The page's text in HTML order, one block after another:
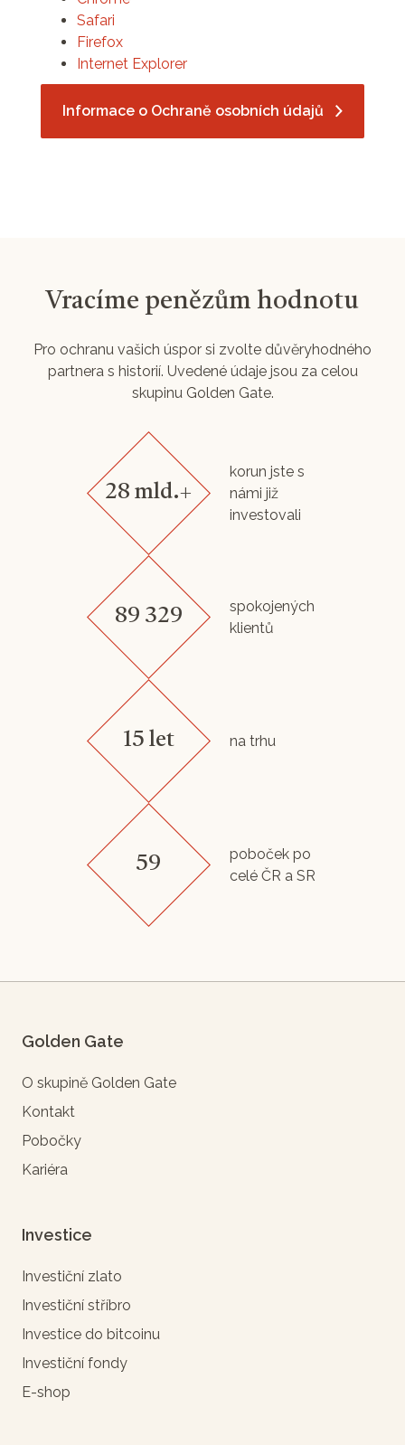
Safari
Firefox
Internet Explorer
Informace o Ochraně osobních údajů
Vracíme penězům hodnotu
Pro ochranu vašich úspor si zvolte důvěryhodného
partnera s historií. Uvedené údaje jsou za celou
skupinu Golden Gate.
28 mld.+
korun jste s
námi již
investovali
89 329
spokojených
klientů
15 let na trhu
59
poboček po
celé ČR a SR
Golden Gate
O skupině Golden Gate
Kontakt
Pobočky
Kariéra
Investice
Investiční zlato
Investiční stříbro
Investice do bitcoinu
Investiční fondy
E-shop